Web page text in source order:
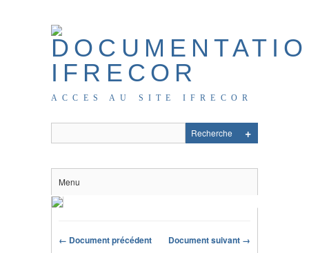
ACCES AU SITE IFRECOR
Menu
← Document précédent Document suivant →